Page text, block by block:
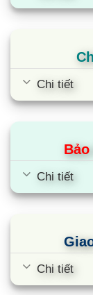
Chi tiết
Chi tiết
Chi tiết